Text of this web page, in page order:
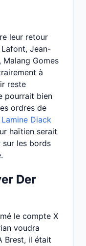
leur retour
Lafont, Jean-
Malang Gomes
à
reste
pourrait bien
ordres de
Diack
haïtien serait
les bords
Der
le compte X
voudra
Brest, il était